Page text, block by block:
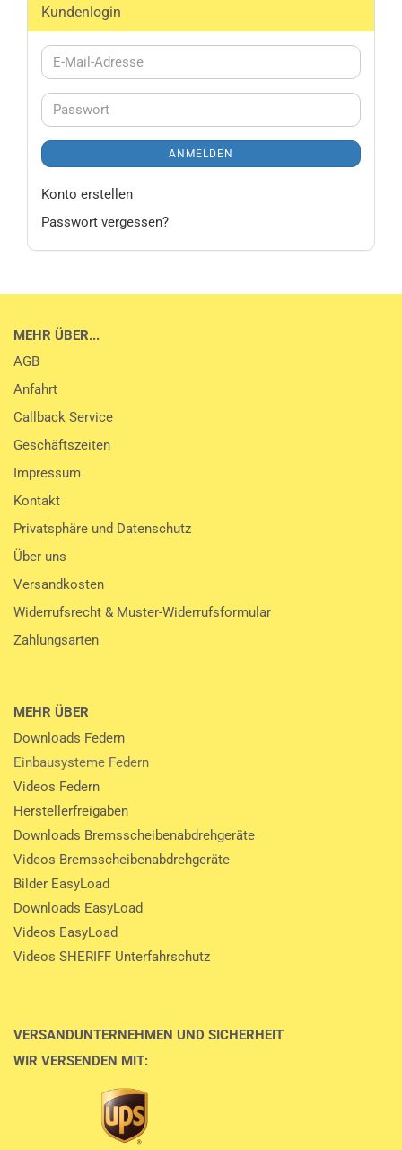
Kundenlogin
E-
Mail-
Passwort
ANMELDEN
Konto erstellen
Passwort vergessen?
MEHR ÜBER...
AGB
Anfahrt
Callback Service
Geschäftszeiten
Impressum
Kontakt
Privatsphäre und Datenschutz
Über uns
Versandkosten
Widerrufsrecht & Muster-Widerrufsformular
Zahlungsarten
MEHR ÜBER
Downloads Federn
Einbausysteme Federn
Videos Federn
Herstellerfreigaben
Downloads Bremsscheibenabdrehgeräte
Videos Bremsscheibenabdrehgeräte
Bilder EasyLoad
Downloads EasyLoad
Videos EasyLoad
Videos SHERIFF Unterfahrschutz
VERSANDUNTERNEHMEN UND SICHERHEIT
WIR VERSENDEN MIT: